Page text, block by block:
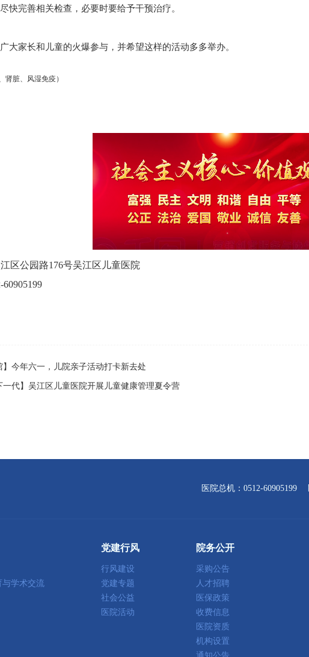
快完善相关检查，必要时要给予干预治疗。
大家长和儿童的火爆参与，并希望这样的活动多多举办。
肾脏、风湿免疫）
区公园路176号吴江区儿童医院
】今年六一，儿院亲子活动打卡新去处
一代】吴江区儿童医院开展儿童健康管理夏令营
医院总机：0512-60905199
学术交流
党建行风
行风建设
党建专题
社会公益
医院活动
院务公开
采购公告
人才招聘
医保政策
收费信息
医院资质
机构设置